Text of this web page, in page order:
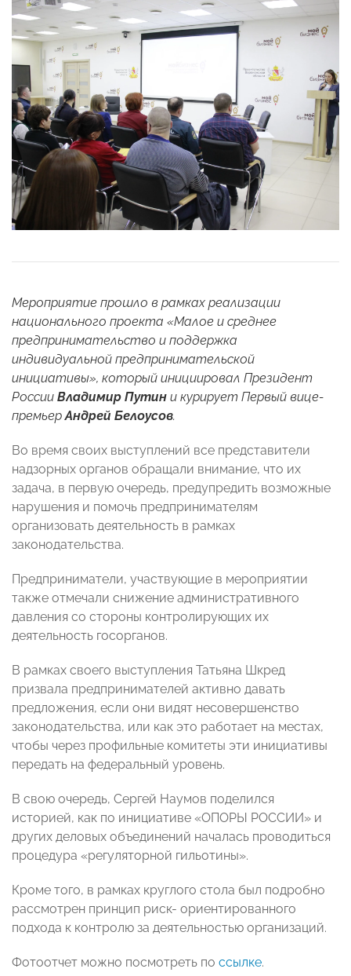
Мероприятие прошло в рамках реализации
национального проекта «Малое и среднее
предпринимательство и поддержка
индивидуальной предпринимательской
инициативы», который инициировал Президент
России Владимир Путин и курирует Первый вице-
премьерАндрей Белоусов.
Во время своих выступлений все представители
надзорных органов обращали внимание, что их
задача, в первую очередь, предупредить возможные
нарушения и помочь предпринимателям
организовать деятельность в рамках
законодательства.
Предприниматели, участвующие в мероприятии
также отмечали снижение административного
давления со стороны контролирующих их
деятельность госорганов.
В рамках своего выступления Татьяна Шкред
призвала предпринимателей активно давать
предложения, если они видят несовершенство
законодательства, или как это работает на местах,
чтобы через профильные комитеты эти инициативы
передать на федеральный уровень.
В свою очередь, Сергей Наумов поделился
историей, как по инициативе «ОПОРЫ РОССИИ» и
других деловых объединений началась проводиться
процедура «регуляторной гильотины».
Кроме того, в рамках круглого стола был подробно
рассмотрен принцип риск- ориентированного
подхода к контролю за деятельностью организаций.
Фотоотчет можно посмотреть по ссылке.